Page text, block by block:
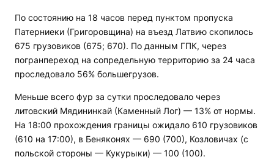
По состоянию на 18 часов перед пунктом пропуска
Патерниеки (Григоровщина) на въезд Латвию скопилось
675 грузовиков (675; 670). По данным ГПК, через
погранпереход на сопредельную территорию за 24 часа
проследовало 56% большегрузов.
Меньше всего фур за сутки проследовало через
литовский Мядининкай (Каменный Лог) — 13% от нормы.
На 18:00 прохождения границы ожидало 610 грузовиков
(610 на 17:00), в Беняконях — 690 (700), Козловичах (с
польской стороны — Кукурыки) — 100 (100).